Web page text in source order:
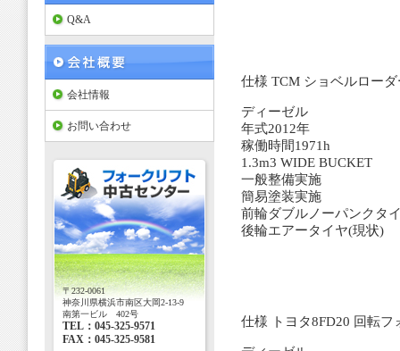
Q&A
会社情報
お問い合わせ
〒232-0061
神奈川県横浜市南区大岡2-13-9
南第一ビル 402号
TEL：045-325-9571
FAX：045-325-9581
仕様 TCM ショベルローダ
ディーゼル
年式2012年
稼働時間1971h
1.3m3 WIDE BUCKET
一般整備実施
簡易塗装実施
前輪ダブルノーパンクタ
後輪エアータイヤ(現状)
仕様 トヨタ8FD20 回転フ